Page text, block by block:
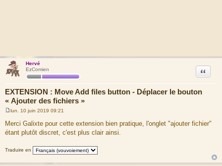
Hervé
EzComien
EXTENSION : Move Add files button - Déplacer le bouton
« Ajouter des fichiers »
Citation
s
s
e
lun. 10 juin 2019 09:21
Merci Galixte pour cette extension bien pratique, l'onglet "ajouter fichier"
étant plutôt discret, c'est plus clair ainsi.
Traduire en